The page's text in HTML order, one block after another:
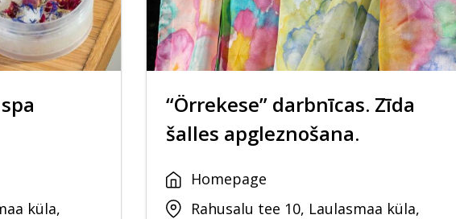
küla,
“Örrekese” darbnīcas. Zīda
šalles apgleznošana.
Homepage
Rahusalu tee 10, Laulasmaa küla,